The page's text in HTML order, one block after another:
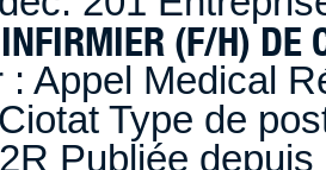
INFIRMIER (F/H) DE
Appel Medical
Type de
Publiée